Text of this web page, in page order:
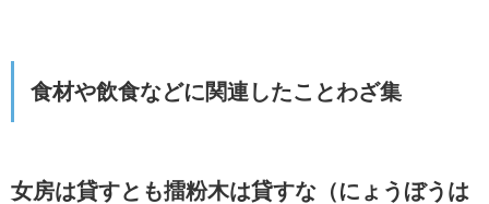
食材や飲食などに関連したことわざ集
女房は貸すとも擂粉木は貸すな（にょうぼうは